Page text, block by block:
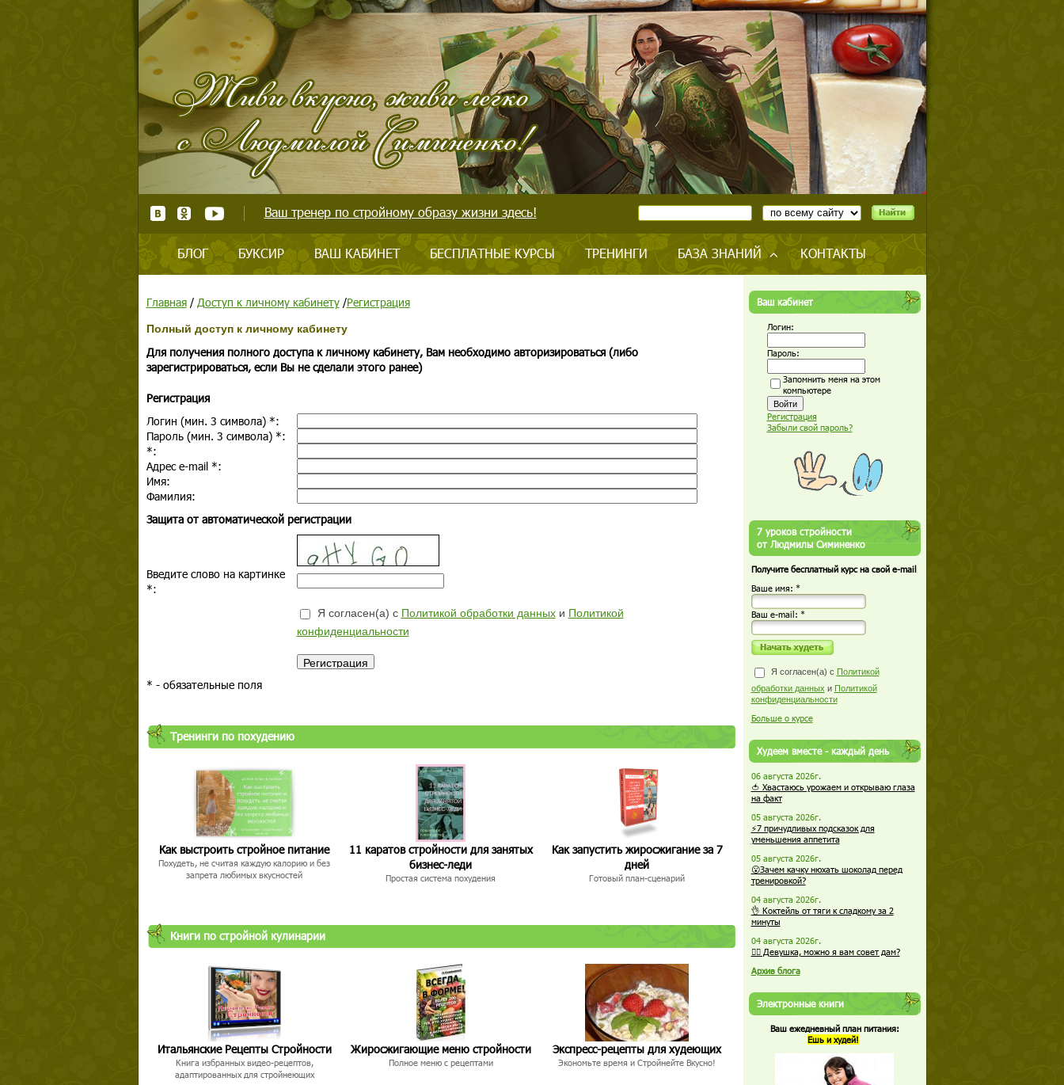
Ваш тренер по стройному образу жизни здесь!
БЛОГ БУКСИР ВАШ КАБИНЕТ БЕСПЛАТНЫЕ КУРСЫ ТРЕНИНГИ БАЗА ЗНАНИЙ КОНТАКТЫ
Главная/ Доступ к личному кабинету/Регистрация
Полный доступ к личному кабинету
Для получения полного доступа к личному кабинету, Вам необходимо авторизироваться (либо
зарегистрироваться, если Вы не сделали этого ранее)
Регистрация
Логин (мин. 3 символа) *:
Пароль (мин. 3 символа) *:
*:
Адрес e-mail *:
Имя:
Фамилия:
Защита от автоматической регистрации
Введите слово на картинке
*:
Я согласен(а) с Политикой обработки данныхи Политикой
конфиденциальности
* - обязательные поля
Тренинги по похудению
Как выстроить стройное питание
Похудеть, не считая каждую калорию и без
запрета любимых вкусностей
11 каратов стройности для занятых
бизнес-леди
Простая система похудения
Как запустить жиросжигание за 7
дней
Готовый план-сценарий
Книги по стройной кулинарии
Итальянские Рецепты Стройности
Книга избранных видео-рецептов,
адаптированных для стройнеющих
Жиросжигающие меню стройности
Полное меню с рецептами
Экспресс-рецепты для худеющих
Экономьте время и Стройнейте Вкусно!
Ваш кабинет
Логин:
Пароль:
Запомнить меня на этом
компьютере
Регистрация
Забыли свой пароль?
7 уроков стройности
от Людмилы Симиненко
Получите бесплатный курс на свой e-mail
Ваше имя: *
Ваш е-mail: *
Я согласен(а) с Политикой
обработки данных и Политикой
конфиденциальности
Больше о курсе
Худеем вместе - каждый день
06 августа 2026г.
🍅 Хвастаюсь урожаем и открываю глаза
на факт
05 августа 2026г.
⚡7 причудливых подсказок для
уменьшения аппетита
05 августа 2026г.
😮Зачем качку нюхать шоколад перед
тренировкой?
04 августа 2026г.
👌 Коктейль от тяги к сладкому за 2
минуты
04 августа 2026г.
🏋️‍♀️ Девушка, можно я вам совет дам?
Архив блога
Электронные книги
Ваш ежедневный план питания:
Ешь и худей!